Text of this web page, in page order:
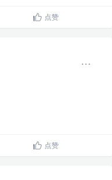
点赞
点赞